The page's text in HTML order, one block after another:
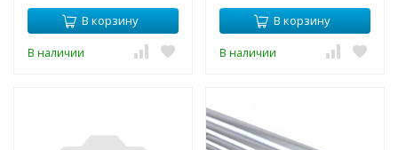
В корзину
В наличии
В корзину
В наличии